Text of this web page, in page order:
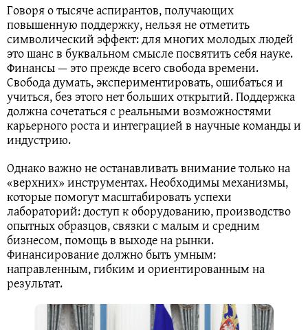
Говоря о тысяче аспирантов, получающих
повышенную поддержку, нельзя не отметить
символический эффект: для многих молодых людей
это шанс в буквальном смысле посвятить себя науке.
Финансы — это прежде всего свобода времени.
Свобода думать, экспериментировать, ошибаться и
учиться, без этого нет больших открытий. Поддержка
должна сочетаться с реальными возможностями
карьерного роста и интеграцией в научные команды и
индустрию.
Однако важно не останавливать внимание только на
«верхних» инструментах. Необходимы механизмы,
которые помогут масштабировать успехи
лабораторий: доступ к оборудованию, производство
опытных образцов, связки с малым и средним
бизнесом, помощь в выходе на рынки.
Финансирование должно быть умным:
направленным, гибким и ориентированным на
результат.